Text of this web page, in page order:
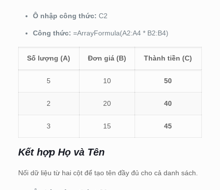
Ô nhập công thức: C2
Công thức: =ArrayFormula(A2:A4 * B2:B4)
Số lượng (A) Đơn giá (B) Thành tiền (C)
5 10 50
2 20 40
3 15 45
Kết hợp Họ và Tên
Nối dữ liệu từ hai cột để tạo tên đầy đủ cho cả danh sách.